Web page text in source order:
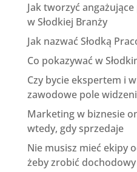
Jak tworzyć
w Słodkiej Branży
Jak nazwać Słodką
Co pokazywać w
Czy bycie ekspertem i
zawodowe pole
Marketing w biznesie
wtedy, gdy sprzedaje
Nie musisz mieć ekipy
żeby zrobić